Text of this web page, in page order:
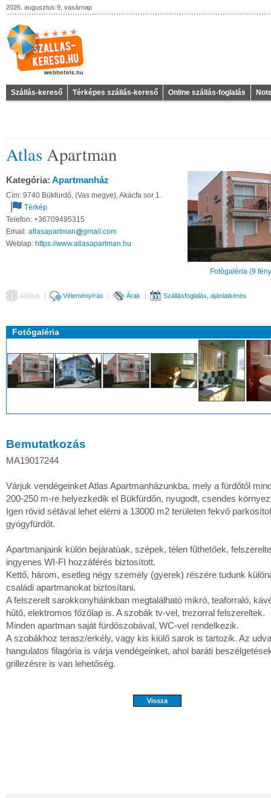
2026. augusztus 9, vasárnap
Szállás-kereső Térképes szállás-kereső Online szállás-foglalás
Atlas Apartman
Kategória: Apartmanház
Cím: 9740 Bükfürdő, (Vas megye), Akácfa sor 1.
Térkép
Telefon: +36709495315
Email: atlasapartman gmail com
Weblap: https://www.atlasapartman.hu
Fotógaléria (9
Adatok Véleményírás Árak Szállásfoglalás, ajánlatkérés
Fotógaléria
Bemutatkozás
MA19017244
Várjuk vendégeinket Atlas Apartmanházunkba, mely a fürdőtől
200-250 m-re helyezkedik el Bükfürdőn, nyugodt, csendes
Igen rövid sétával lehet elérni a 13000 m2 területen fekvő
gyógyfürdőt.
Apartmanjaink külön bejáratúak, szépek, télen fűthetőek,
ingyenes WI-FI hozzáférés biztosított.
Kettő, három, esetleg négy személy (gyerek) részére tudunk
családi apartmanokat biztosítani.
A felszerelt sarokkonyháinkban megtalálható mikró, teaforraló,
hűtő, elektromos főzőlap is. A szobák tv-vel, trezorral felszereltek.
Minden apartman saját fürdőszobával, WC-vel rendelkezik.
A szobákhoz terasz/erkély, vagy kis kiülő sarok is tartozik. Az
hangulatos filagória is várja vendégeinket, ahol baráti
grillezésre is van lehetőség.